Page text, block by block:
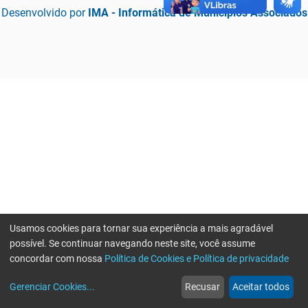
Desenvolvido por IMA - Informática de Municípios Associados
web
Notícias
more_horiz
Mais
Usamos cookies para tornar sua experiência a mais agradável
possível. Se continuar navegando neste site, você assume
concordar com nossa Política de Cookies e Política de privacidade
Gerenciar Cookies... Recusar Aceitar todos
Erro ao enviar informações, por favor tente novamente